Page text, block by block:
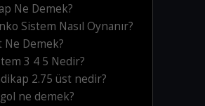
Ne Demek?
Sistem Nasıl Oynanır?
Ne Demek?
3 4 5 Nedir?
2.75 üst nedir?
ne demek?